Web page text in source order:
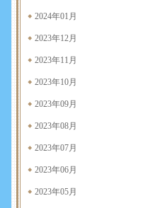
2024年01月
2023年12月
2023年11月
2023年10月
2023年09月
2023年08月
2023年07月
2023年06月
2023年05月